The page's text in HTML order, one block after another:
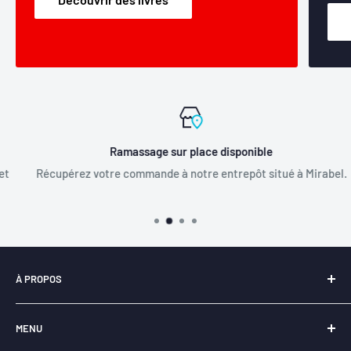
Ramassage sur place disponible
Récupérez votre commande à notre entrepôt situé à Mirabel.
À PROPOS
québécoise
MENU